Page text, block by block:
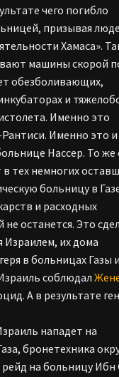
чего погибло
призывая
Хамаса».
машины скорой
обезболивающих,
и
Именно это
Именно это и
Нассер. То же
тех немногих
больницу в
и расходных
останется. Это
Израилем, их дома
в больницах Газы
соблюдал
А в результате
нападет на
бронетехника
на больницу Ибн